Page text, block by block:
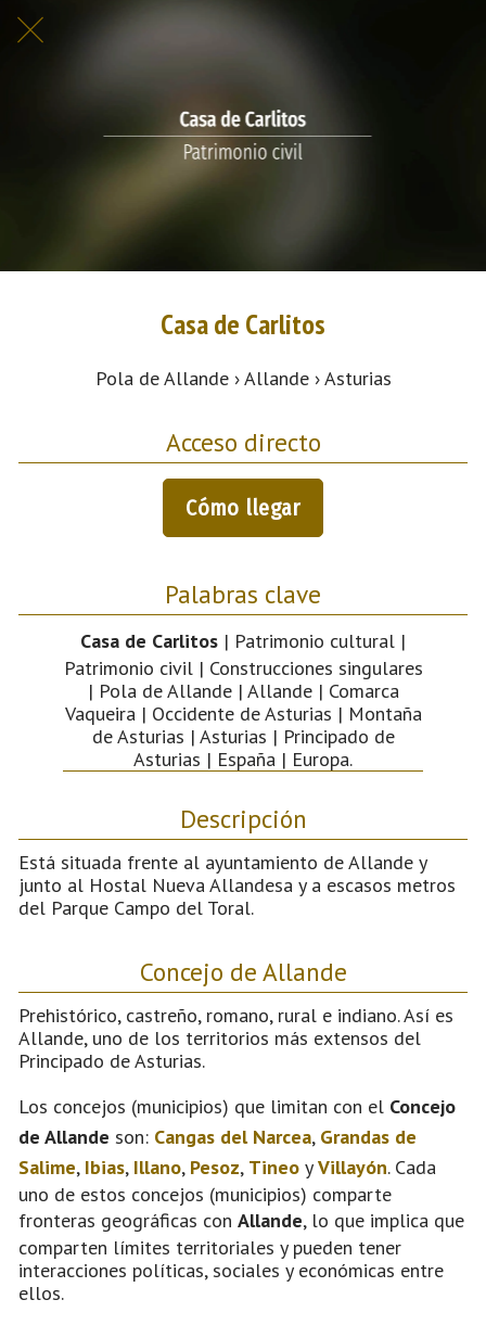
Casa de Carlitos
Pola de Allande › Allande › Asturias
Acceso directo
Cómo llegar
Palabras clave
Casa de Carlitos | Patrimonio cultural |
Patrimonio civil | Construcciones singulares
| Pola de Allande | Allande | Comarca
Vaqueira | Occidente de Asturias | Montaña
de Asturias | Asturias | Principado de
Asturias | España | Europa.
Descripción
Está situada frente al ayuntamiento de Allande y
junto al Hostal Nueva Allandesa y a escasos metros
del Parque Campo del Toral.
Concejo de Allande
Prehistórico, castreño, romano, rural e indiano. Así es
Allande, uno de los territorios más extensos del
Principado de Asturias.
Los concejos (municipios) que limitan con el Concejo
de Allande son: Cangas del Narcea, Grandas de
Salime, Ibias, Illano, Pesoz, Tineo yVillayón. Cada
uno de estos concejos (municipios) comparte
fronteras geográficas con Allande, lo que implica que
comparten límites territoriales y pueden tener
interacciones políticas, sociales y económicas entre
ellos.